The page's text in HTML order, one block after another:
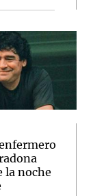
la noche
El